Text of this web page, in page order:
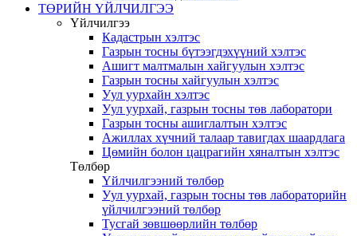
ТӨРИЙН ҮЙЛЧИЛГЭЭ
Үйлчилгээ
Кадастрын хэлтэс
Газрын тосны бүтээгдэхүүний хэлтэс
Ашигт малтмалын хайгуулын хэлтэс
Газрын тосны хайгуулын хэлтэс
Уул уурхайн хэлтэс
Уул уурхай, газрын тосны төв лаборатори
Газрын тосны ашиглалтын хэлтэс
Ажиллах хүчний талаар тавигдах шаардлага
Цөмийн болон цацрагийн хяналтын хэлтэс
Төлбөр
Үйлчилгээний төлбөр
Уул уурхай, газрын тосны төв лабораторийн
үйлчилгээний төлбөр
Тусгай зөвшөөрлийн төлбөр